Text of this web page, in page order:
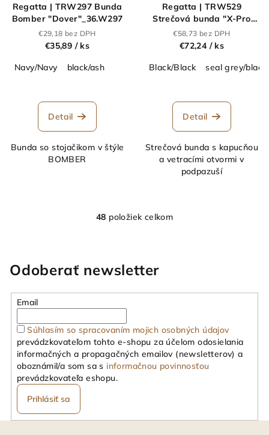
Regatta | TRW297 Bunda
Bomber "Dover"_36.W297
€29,18 bez DPH
€35,89 / ks
Navy/Navy
black/ash
Detail
Bunda so stojačikom v štýle
BOMBER
Regatta | TRW529
Strečová bunda "X-Pro
Beacon"_36.W529
€58,73 bez DPH
€72,24 / ks
Black/Black
seal grey/black
Detail
Strečová bunda s kapucňou
a vetracími otvormi v
podpazuší
O
á
d
a
e
p
r
v
48 položiek celkom
Odoberať newsletter
Email
Súhlasím so spracovaním mojich osobných údajov
prevádzkovateľom tohto e-shopu za účelom odosielania
informačných a propagačných emailov (newsletterov) a
oboznámil/a som sa s informačnou povinnosťou
prevádzkovateľa eshopu.
Prihlásiť sa